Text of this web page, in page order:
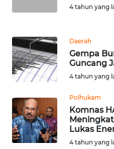
4 tahun yang
Daerah
Gempa
Guncang
4 tahun yang
Polhukam
Komnas
Lukas
4 tahun yang
JATENG
WN
NUSANTARA
WN
JOGJA
WN